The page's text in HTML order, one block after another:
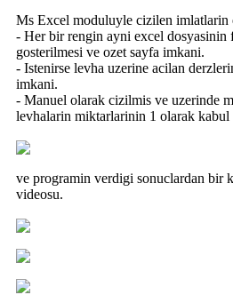
Ms Excel moduluyle cizilen imlatlarin
- Her bir rengin ayni excel dosyasinin
gosterilmesi ve ozet sayfa imkani.
- Istenirse levha uzerine acilan
imkani.
- Manuel olarak cizilmis ve uzerinde
levhalarin miktarlarinin 1 olarak
ve programin verdigi sonuclardan bir
videosu.